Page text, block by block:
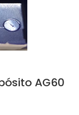
AG60